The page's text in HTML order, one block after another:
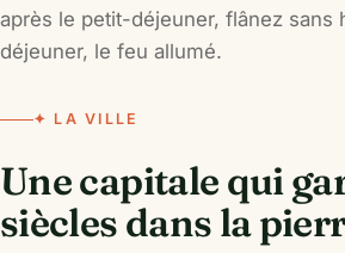
après le petit-déjeuner, flânez sans
déjeuner, le feu allumé.
✦ LA VILLE
Une capitale qui
siècles dans la